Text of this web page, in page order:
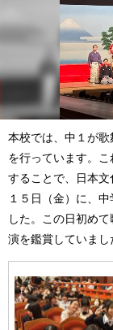
本校では、中１が
を行っています。
することで、日本
１５日（金）に、
した。この日初め
演を鑑賞していまし